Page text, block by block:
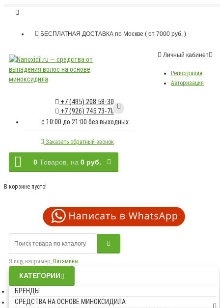
БЕСПЛАТНАЯ ДОСТАВКА по Москве ( от 7000 руб. )
Личный кабинет
Регистрация
Авторизация
+7 (495) 208 58-30
+7 (926) 745 73-78
c 10:00 до 21:00 без выходных
Заказать обратный звонок
0 Tоваров, на 0 руб.
В корзине пусто!
Я ищу, например, Витамины
КАТЕГОРИИ
БРЕНДЫ
СРЕДСТВА НА ОСНОВЕ МИНОКСИДИЛА